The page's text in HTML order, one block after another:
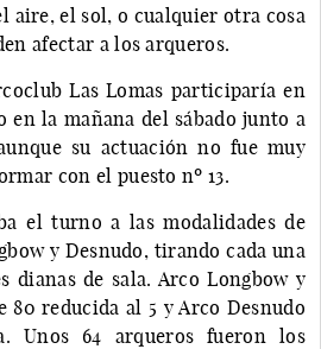
aire, el sol, o cualquier otra cosa
afectar a los arqueros.
Las Lomas participaría en
la mañana del sábado junto a
su actuación no fue muy
con el puesto nº 13.
el turno a las modalidades de
y Desnudo, tirando cada una
dianas de sala. Arco Longbow y
80 reducida al 5 y Arco Desnudo
Unos 64 arqueros fueron los